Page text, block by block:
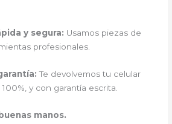
y segura: Usamos piezas de
profesionales.
Te devolvemos tu celular
y con garantía escrita.
manos.